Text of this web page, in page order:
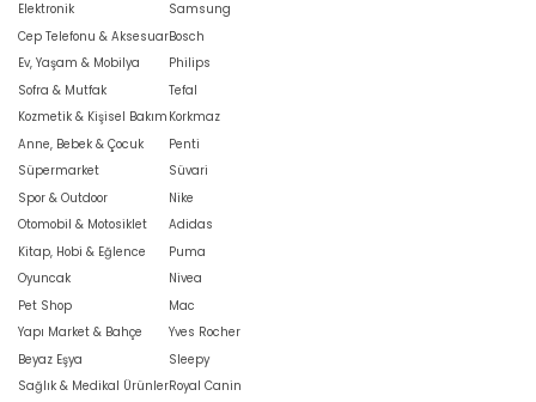
Elektronik
Cep Telefonu & Aksesuar
Ev, Yaşam & Mobilya
Sofra & Mutfak
Kozmetik & Kişisel Bakım
Anne, Bebek & Çocuk
Süpermarket
Spor & Outdoor
Otomobil & Motosiklet
Kitap, Hobi & Eğlence
Oyuncak
Pet Shop
Yapı Market & Bahçe
Beyaz Eşya
Sağlık & Medikal Ürünler
Samsung
Bosch
Philips
Tefal
Korkmaz
Penti
Süvari
Nike
Adidas
Puma
Nivea
Mac
Yves Rocher
Sleepy
Royal Canin